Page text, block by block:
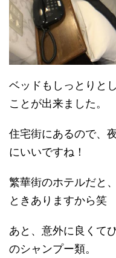
ベッドもしっとりと
ことが出来ました。
住宅街にあるので、
にいいですね！
繁華街のホテルだと
ときありますから笑
あと、意外に良くて
のシャンプー類。